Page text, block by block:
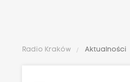
Radio Kraków Aktualności